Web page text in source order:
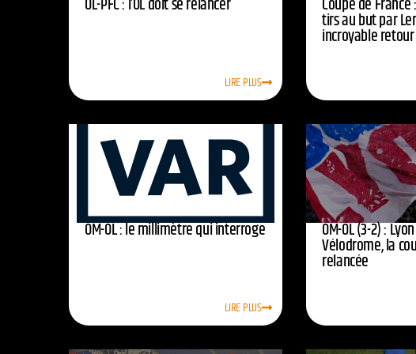
OL-PFC : l’OL doit se relancer
LIRE PLUS
Coupe de France
tirs au but par
incroyable retour
OM-OL : le millimètre qui interroge
LIRE PLUS
OM-OL (3-2) :
Vélodrome, la
relancée